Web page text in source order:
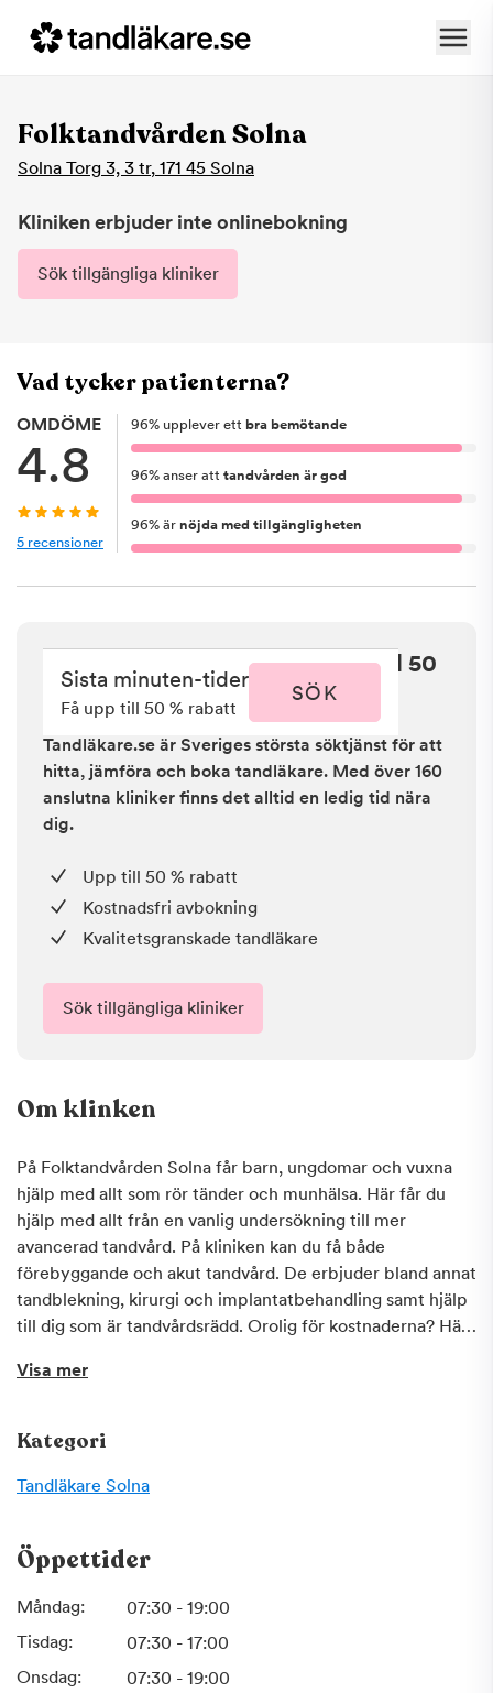
Folktandvården Solna
Solna Torg 3, 3 tr, 171 45 Solna
Kliniken erbjuder inte onlinebokning
Sök tillgängliga kliniker
Vad tycker patienterna?
OMDÖME
4.8
5 recensioner
96% upplever ett bra bemötande
96% anser att tandvården är god
96% är nöjda med tillgängligheten
Sista minuten i Solna - få upp till 50
% rabatt
Tandläkare.se är Sveriges största söktjänst för att
hitta, jämföra och boka tandläkare. Med över 160
anslutna kliniker finns det alltid en ledig tid nära
dig.
Upp till 50 % rabatt
Kostnadsfri avbokning
Kvalitetsgranskade tandläkare
Sök tillgängliga kliniker
Sista minuten-tider
Få upp till 50 % rabatt
SÖK
Om klinken
På Folktandvården Solna får barn, ungdomar och vuxna
hjälp med allt som rör tänder och munhälsa. Här får du
hjälp med allt från en vanlig undersökning till mer
avancerad tandvård. På kliniken kan du få både
förebyggande och akut tandvård. De erbjuder bland annat
tandblekning, kirurgi och implantatbehandling samt hjälp
till dig som är tandvårdsrädd. Orolig för kostnaderna? Här
akuta besvär när kliniken är stängd, vänd dig till
Västermalmsgallerian).
Visa mer
Kategori
Tandläkare Solna
Öppettider
Måndag:
07:30 - 19:00
Tisdag:
07:30 - 17:00
Onsdag:
07:30 - 19:00